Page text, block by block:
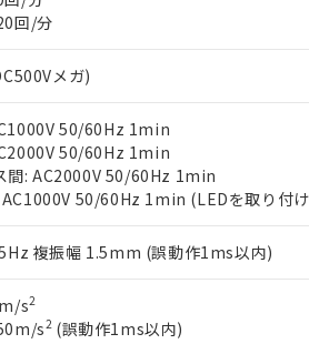
回/分
メガ)
50/60Hz 1min
50/60Hz 1min
間: AC2000V 50/60Hz 1min
50/60Hz 1min (LEDを取り付
複振幅 1.5mm (誤動作1ms以内)
s2
s2(誤動作1ms以内)
御機器事業取扱商品の中には、本サービ
況および標準価格照会結果は、記載し
納期状況および標準価格はお客様のお取
売員にご相談ください。
ン制御機器販売店や当社販売拠点は「
況および標準価格結果を当社の事前の
ーツ機能（部品リスト作成サービス）
必要があります。
社の製品・サービスに関するお客様との
共同利用者とは、"個人情報の共同利
エチルヘキシル) (DEHP)(別名：DOP) 1000ppm以
以下、フタル酸ジイソブチル (DIBP)
令で産業用監視および制御機器に対する適用除外項
ル類の４物質については閾値を超える意図的な使用
定月
り替え状況などにより、予定月が前後す
明書ダウンロード
証明書をダウンロードすることができま
質の基準値 (GB/T26572)：
、 Hg(水銀) : 1000ppm、 Cd(カドミウム) :
ブチル) : 1000ppm、 DIBP(フタル酸ジイソブチル)
護使用期限
物質（10物質）のすべてが基準値以下
の使用状況下において有害物質が外部
認です。当社販売部門へお問い合わせ
必要な手続きをとります。
貴社製品を、核兵器、ミサイル、化学兵
、貴社製品を第三者に販売する場合は
社は、販売先および販売に係わる関係
せん。
定数以上の在庫あり
定数には満たないが在庫あり
庫なし(最新の在庫状況については、お
器販売店・当社販売員にご確認ください)
注生産機種、また在庫状況の情報を公開